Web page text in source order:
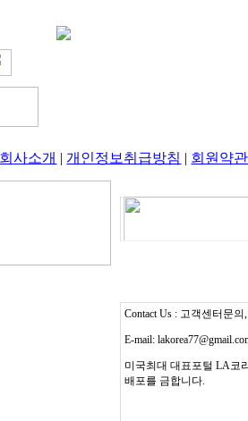
회사소개 |개인정보취급방침 | 회원약관
Contact Us : 고객센터문의
E-mail:
미국최대 대표포털 LA코
배포를 금합니다.